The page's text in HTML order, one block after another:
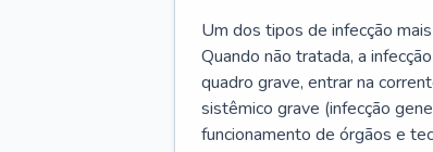
Um dos tipos de infecção
Quando não tratada, a
quadro grave, entrar na
sistêmico grave (infecção
funcionamento de órgãos e